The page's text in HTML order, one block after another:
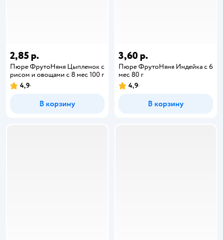
2,85 р.
Пюре ФрутоНяня Цыпленок с
рисом и овощами с 8 мес 100 г
4,9
В корзину
3,60 р.
Пюре ФрутоНяня Индейка с 6
мес 80 г
4,9
В корзину